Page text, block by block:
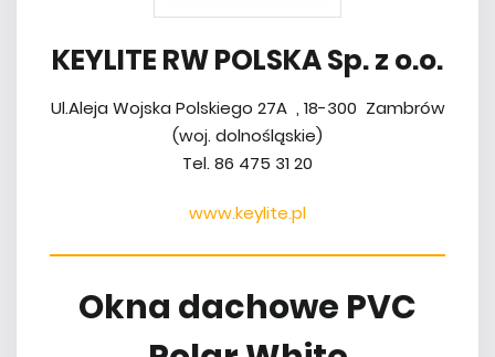
KEYLITE RW POLSKA Sp. z o.o.
Ul.Aleja Wojska Polskiego 27A , 18-300 Zambrów
(woj. dolnośląskie)
Tel. 86 475 31 20
www.keylite.pl
Okna dachowe PVC